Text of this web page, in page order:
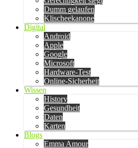
Dumm gelaufen
Klischeekanone
Digital
Android
Apple
Google
Microsoft
Hardware-Test
Online-Sicherheit
Wissen
History
Gesundheit
Daten
Karten
Blogs
Emma Amour